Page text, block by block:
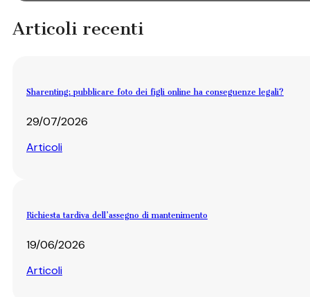
Articoli recenti
Sharenting: pubblicare foto dei figli online ha conseguenze legali?
29/07/2026
Articoli
Richiesta tardiva dell’assegno di mantenimento
19/06/2026
Articoli